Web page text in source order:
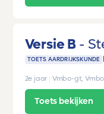
Versie B
TOETS AARDRIJKSKUNDE
2e jaar Vmbo-gt,
Toets bekijken